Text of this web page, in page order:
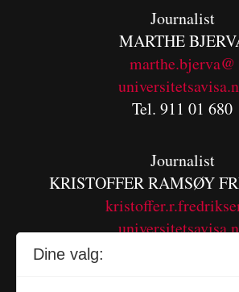
Journalist
MARTHE
marthe.bjerva@
Tel. 911 01 680
Journalist
KRISTOFFER RAMSØY
Dine valg: